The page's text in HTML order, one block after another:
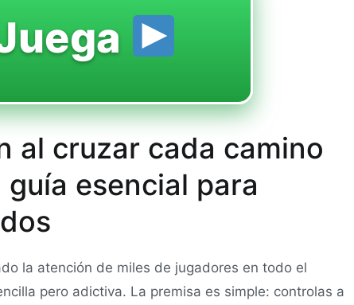
al cruzar cada camino
esencial para
la atención de miles de jugadores en todo el
pero adictiva. La premisa es simple: controlas a